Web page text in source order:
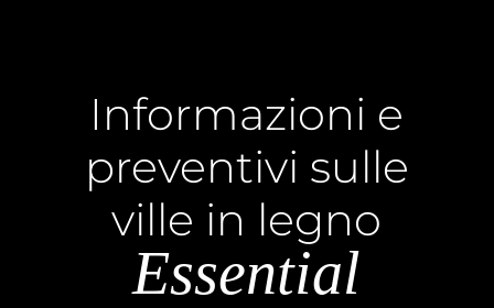
Informazioni e
preventivi sulle
ville in legno
Essential